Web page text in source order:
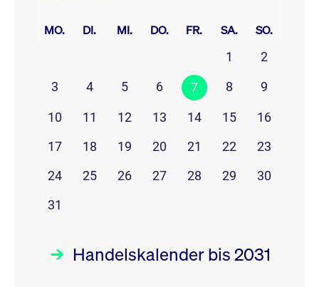
MO. DI. MI. DO. FR. SA. SO.
1
2
3
4 5 6 7 8 9
10 11 12 13 14 15
16
17
18 19 20 21 22
23
24
25 26 27 28 29
30
31
Handelskalender bis 2031